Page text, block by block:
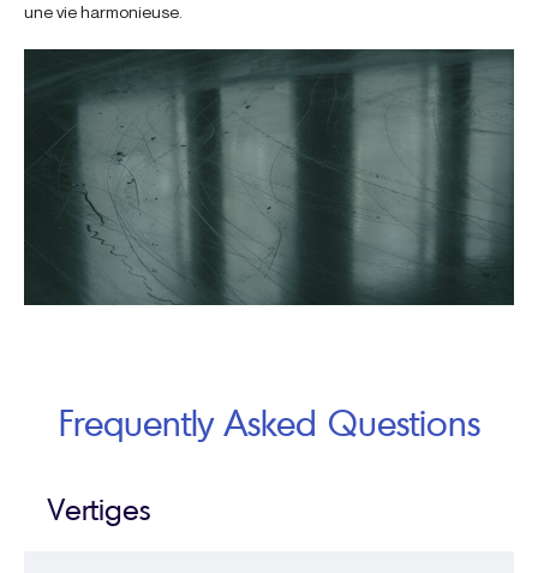
une vie harmonieuse.
Frequently Asked Questions
Vertiges